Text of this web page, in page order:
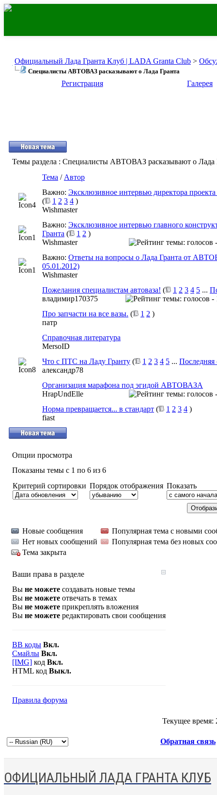
Официальный Лада Гранта Клуб | LADA Granta Club >
Специалисты АВТОВАЗ расказывают о Лада Гранта
Регистрация Галерея
Темы раздела : Специалисты АВТОВАЗ расказывают о Лада
Тема / Автор
Важно: Эксклюзивное интервью директора
(
1 2 3 4 )
Wishmaster
Важно: Эксклюзивное интервью главного
Гранта ( 1 2 )
Wishmaster
Важно: Ответы на вопросы о Лада Гранта от
05.01.2012)
Wishmaster
Пожелания специалистам автоваза! ( 1 2 3 4 5 ...
владимир170375
Про запчасти на все вазы. ( 1 2 )
патр
Справочная литература
MersoID
Что с ПТС на Ладу Гранту ( 1 2 3 4 5 ... Последняя
александр78
Организация марафона под эгидой АВТОВАЗА
HrapUndElle
Норма превращается... в стандарт ( 1 2 3 4 )
fiast
Опции просмотра
Показаны темы с 1 по 6 из 6
Критерий сортировки Порядок отображения Показать
Новые сообщения
Популярная тема с новыми
Нет новых сообщений
Популярная тема без новых
Тема закрыта
Ваши права в разделе
Вы не можете создавать новые темы
Вы не можете отвечать в темах
Вы не можете прикреплять вложения
Вы не можете редактировать свои сообщения
BB коды Вкл.
Смайлы Вкл.
[IMG] код Вкл.
HTML код Выкл.
Правила форума
Текущее время:
Обратная связь
ОФИЦИАЛЬНЫЙ ЛАДА ГРАНТА КЛУБ